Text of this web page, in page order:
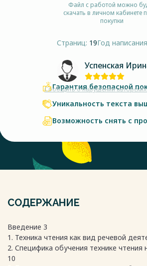
Файл с работой можно
скачать в личном кабинете
покупки
Страниц: 19Год
Успенская
Сообщить о нарушении
Гарантия безопасной
Уникальность текста
Возможность снять с
СОДЕРЖАНИЕ
Введение 3
1. Техника чтения как вид речевой
2. Специфика обучения технике чтения
10